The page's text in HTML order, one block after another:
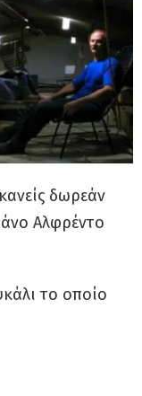
δωρεάν
Αλφρέντο
το οποίο